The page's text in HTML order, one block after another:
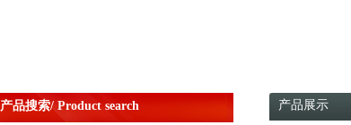
产品搜索/ Product search 产品展示